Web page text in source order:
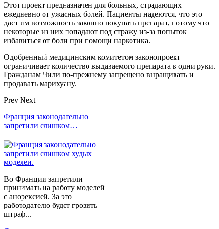
Этот проект предназначен для больных, страдающих
ежедневно от ужасных болей. Пациенты надеются, что это
даст им возможность законно покупать препарат, потому что
некоторые из них попадают под стражу из-за попыток
избавиться от боли при помощи наркотика.
Одобренный медицинским комитетом законопроект
ограничивает количество выдаваемого препарата в одни руки.
Гражданам Чили по-прежнему запрещено выращивать и
продавать марихуану.
Prev Next
Франция законодательно
запретили слишком…
Во Франции запретили
принимать на работу моделей
с анорексией. За это
работодателю будет грозить
штраф...